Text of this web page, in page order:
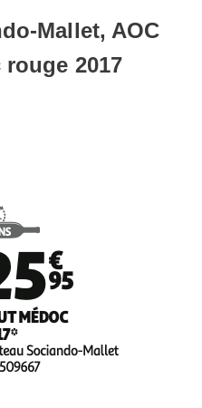
Mallet, AOC
rouge 2017